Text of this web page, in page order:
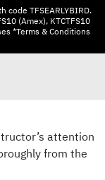
code TFSEARLYBIRD.
(Amex), KTCTFS10
*Terms & Conditions
attention
from the